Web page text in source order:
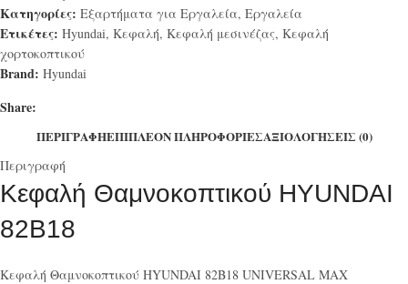
Κατηγορίες: Εξαρτήματα για Εργαλεία, Εργαλεία
Ετικέτες: Hyundai, Κεφαλή, Κεφαλή μεσινέζας, Κεφαλή
χορτοκοπτικού
Brand: Hyundai
Share:
ΠΕΡΙΓΡΑΦΉΕΠΙΠΛΈΟΝ ΠΛΗΡΟΦΟΡΊΕΣΑΞΙΟΛΟΓΉΣΕΙΣ (0)
Περιγραφή
Κεφαλή Θαμνοκοπτικού HYUNDAI
82B18
Κεφαλή Θαμνοκοπτικού HYUNDAI 82B18 UNIVERSAL MAX